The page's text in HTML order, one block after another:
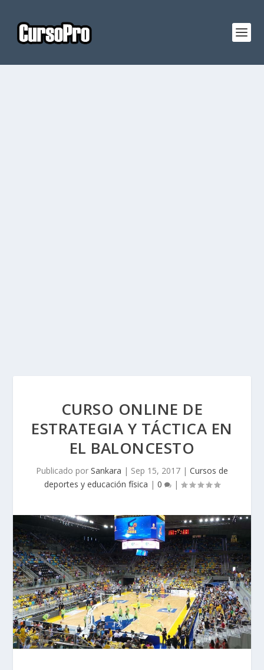
CURSO ONLINE DE
ESTRATEGIA Y TÁCTICA EN
EL BALONCESTO
Publicado por Sankara | Sep 15, 2017 | Cursos de
deportes y educación física | 0 |